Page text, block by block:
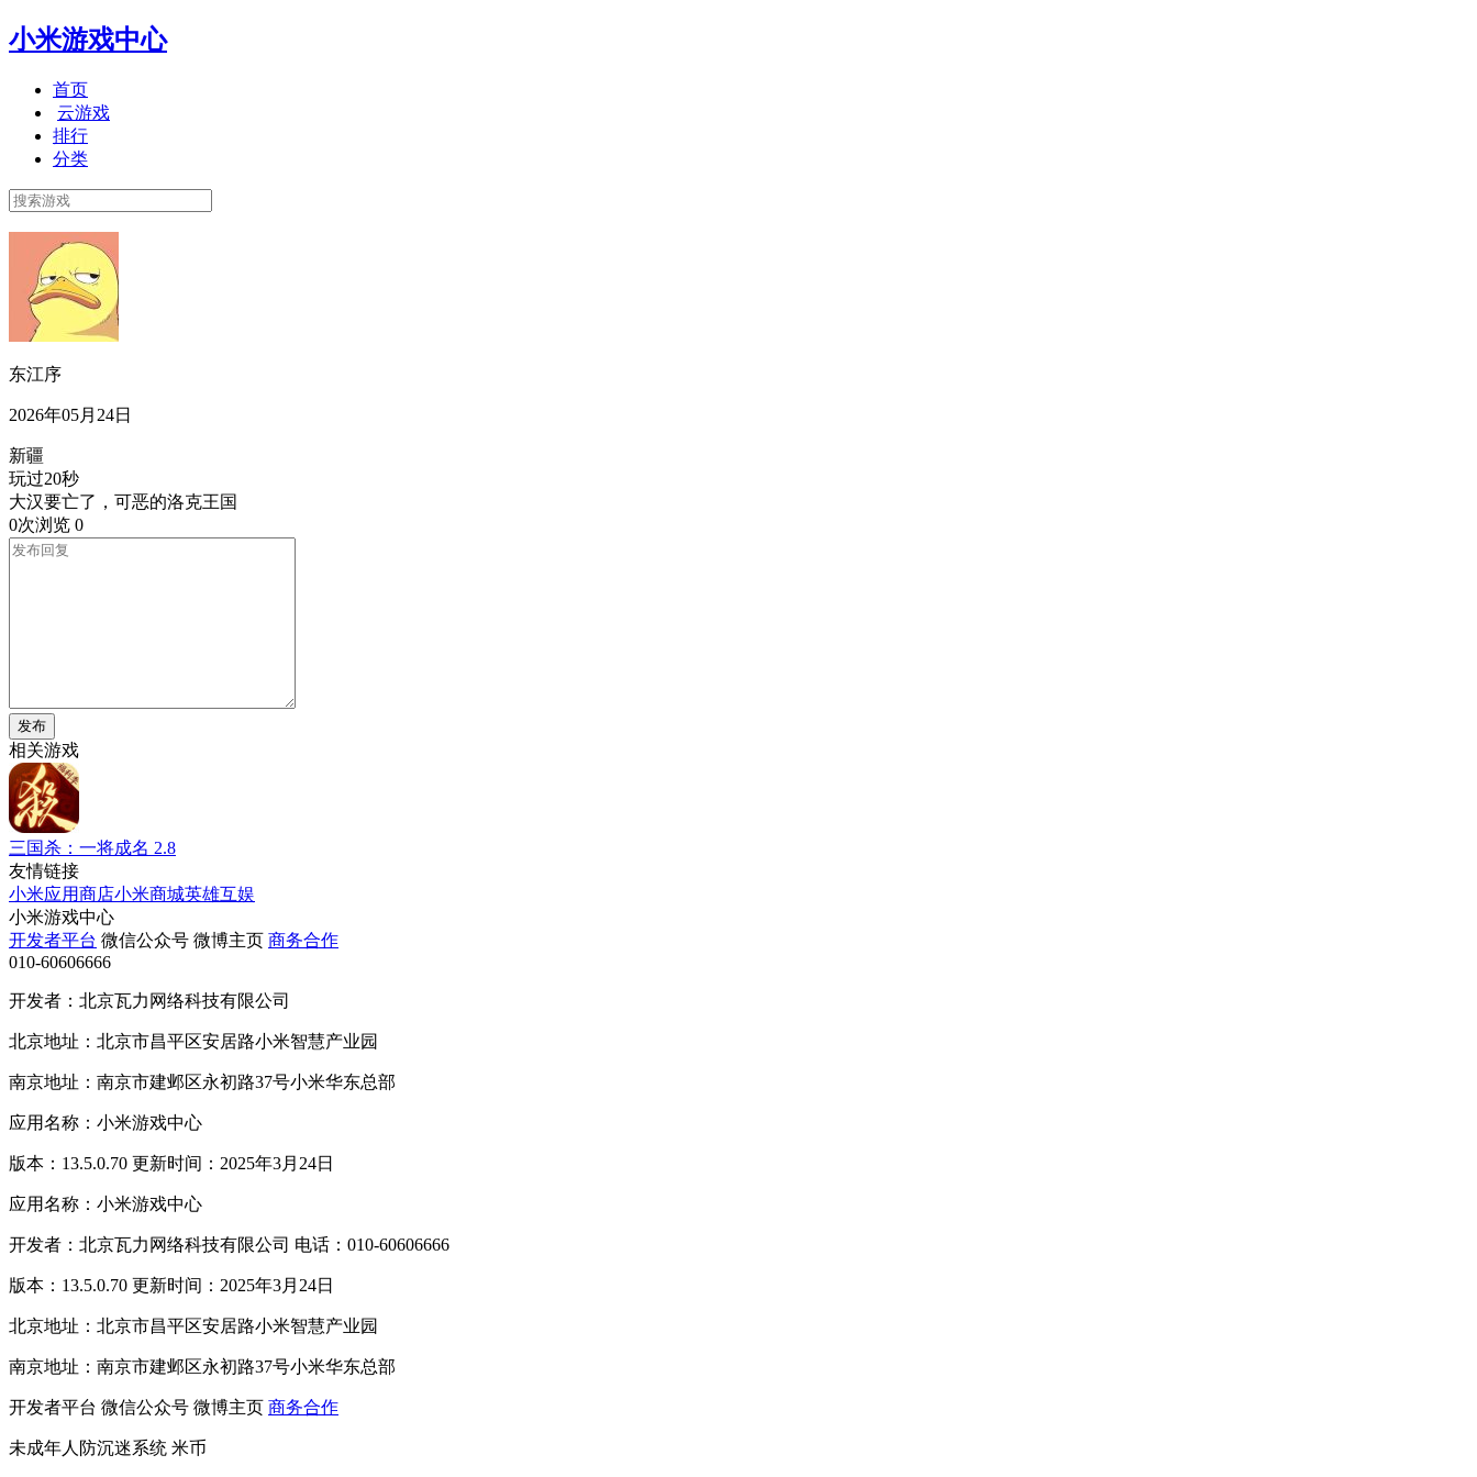
小米游戏中心
首页
云游戏
排行
分类
东江序
2026年05月24日
新疆
玩过20秒
大汉要亡了，可恶的洛克王国
0次浏览 0
发布
相关游戏
三国杀：一将成名 2.8
友情链接
小米应用商店小米商城英雄互娱
小米游戏中心
开发者平台 微信公众号 微博主页 商务合作
010-60606666
开发者：北京瓦力网络科技有限公司
北京地址：北京市昌平区安居路小米智慧产业园
南京地址：南京市建邺区永初路37号小米华东总部
应用名称：小米游戏中心
版本：13.5.0.70 更新时间：2025年3月24日
应用名称：小米游戏中心
开发者：北京瓦力网络科技有限公司 电话：010-60606666
版本：13.5.0.70 更新时间：2025年3月24日
北京地址：北京市昌平区安居路小米智慧产业园
南京地址：南京市建邺区永初路37号小米华东总部
开发者平台 微信公众号 微博主页 商务合作
未成年人防沉迷系统 米币